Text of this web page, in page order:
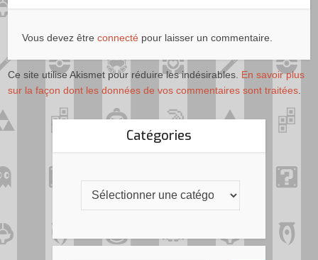
Vous devez êtreconnecté pour laisser un commentaire.
Ce site utilise Akismet pour réduire les indésirables. En savoir plus
sur la façon dont les données de vos commentaires sont traitées.
Catégories